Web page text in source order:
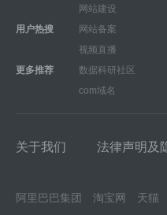
网站建设
用户热搜
网站备案
视频直播
更多推荐
数据科研社区
com域名
关于我们 法律声明及
阿里巴巴集团 淘宝网 天猫